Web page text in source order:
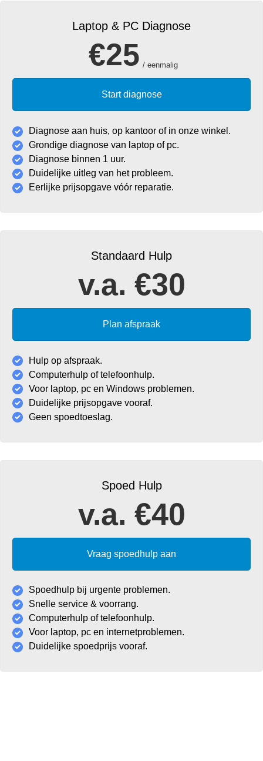
Laptop & PC Diagnose
€25 / eenmalig
Start diagnose
Diagnose aan huis, op kantoor of in onze winkel.
Grondige diagnose van laptop of pc.
Diagnose binnen 1 uur.
Duidelijke uitleg van het probleem.
Eerlijke prijsopgave vóór reparatie.
Standaard Hulp
v.a. €30
Plan afspraak
Hulp op afspraak.
Computerhulp of telefoonhulp.
Voor laptop, pc en Windows problemen.
Duidelijke prijsopgave vooraf.
Geen spoedtoeslag.
Spoed Hulp
v.a. €40
Vraag spoedhulp aan
Spoedhulp bij urgente problemen.
Snelle service & voorrang.
Computerhulp of telefoonhulp.
Voor laptop, pc en internetproblemen.
Duidelijke spoedprijs vooraf.